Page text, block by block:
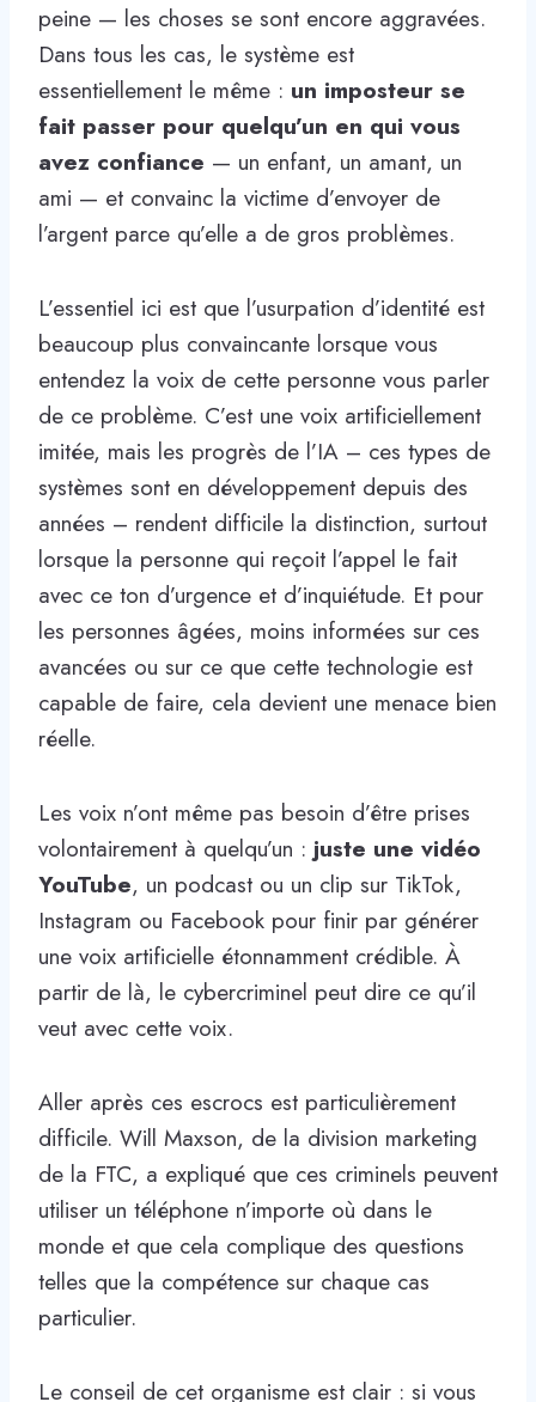
peine — les choses se sont encore aggravées.
Dans tous les cas, le système est
essentiellement le même : un imposteur se
fait passer pour quelqu’un en qui vous
avez confiance — un enfant, un amant, un
ami — et convainc la victime d’envoyer de
l’argent parce qu’elle a de gros problèmes.
L’essentiel ici est que l’usurpation d’identité est
beaucoup plus convaincante lorsque vous
entendez la voix de cette personne vous parler
de ce problème. C’est une voix artificiellement
imitée, mais les progrès de l’IA – ces types de
systèmes sont en développement depuis des
années – rendent difficile la distinction, surtout
lorsque la personne qui reçoit l’appel le fait
avec ce ton d’urgence et d’inquiétude. Et pour
les personnes âgées, moins informées sur ces
avancées ou sur ce que cette technologie est
capable de faire, cela devient une menace bien
réelle.
Les voix n’ont même pas besoin d’être prises
volontairement à quelqu’un : juste une vidéo
YouTube, un podcast ou un clip sur TikTok,
Instagram ou Facebook pour finir par générer
une voix artificielle étonnamment crédible. À
partir de là, le cybercriminel peut dire ce qu’il
veut avec cette voix.
Aller après ces escrocs est particulièrement
difficile. Will Maxson, de la division marketing
de la FTC, a expliqué que ces criminels peuvent
utiliser un téléphone n’importe où dans le
monde et que cela complique des questions
telles que la compétence sur chaque cas
particulier.
Le conseil de cet organisme est clair : si vous